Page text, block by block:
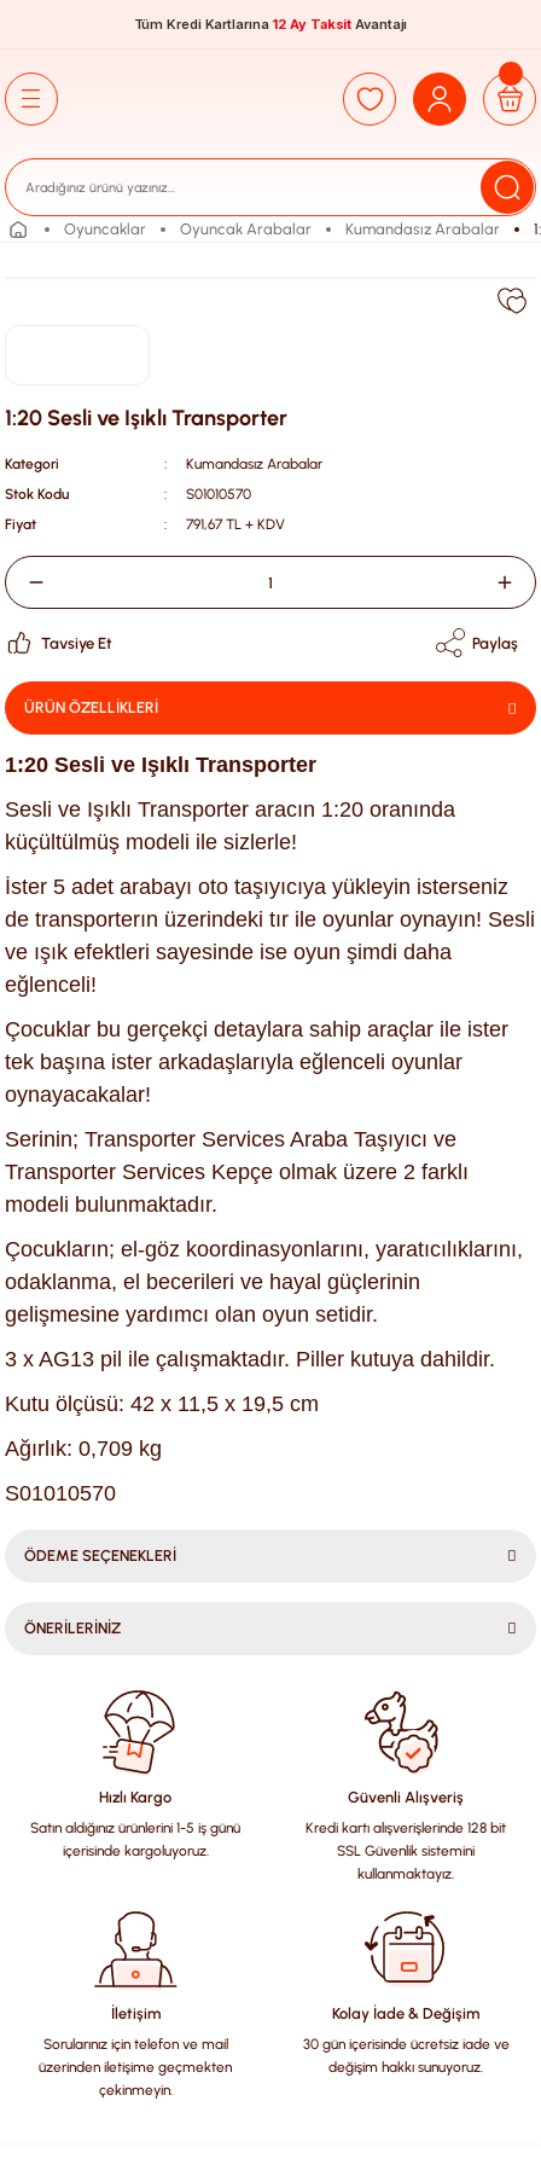
Tüm Kredi Kartlarına 12 Ay Taksit Avantajı
Oyuncaklar Oyuncak Arabalar Kumandasız Arabalar
1:20 Sesli ve Işıklı Transporter
Kategori
Kumandasız Arabalar
Stok Kodu
S01010570
Fiyat
791,67 TL + KDV
Tavsiye Et Paylaş
ÜRÜN ÖZELLİKLERİ
1:20 Sesli ve Işıklı Transporter
Sesli ve Işıklı Transporter aracın 1:20 oranında
küçültülmüş modeli ile sizlerle!
İster 5 adet arabayı oto taşıyıcıya yükleyin isterseniz
de transporterın üzerindeki tır ile oyunlar oynayın! Sesli
ve ışık efektleri sayesinde ise oyun şimdi daha
eğlenceli!
Çocuklar bu gerçekçi detaylara sahip araçlar ile ister
tek başına ister arkadaşlarıyla eğlenceli oyunlar
oynayacakalar!
Serinin; Transporter Services Araba Taşıyıcı ve
Transporter Services Kepçe olmak üzere 2 farklı
modeli bulunmaktadır.
Çocukların; el-göz koordinasyonlarını, yaratıcılıklarını,
odaklanma, el becerileri ve hayal güçlerinin
gelişmesine yardımcı olan oyun setidir.
3 x AG13 pil ile çalışmaktadır. Piller kutuya dahildir.
Kutu ölçüsü: 42 x 11,5 x 19,5 cm
Ağırlık: 0,709 kg
S01010570
ÖDEME SEÇENEKLERİ
ÖNERİLERİNİZ
konularda yetersiz gördüğünüz noktaları öneri formunu
kullanarak tarafımıza iletebilirsiniz.
Görüş ve önerileriniz için teşekkür ederiz.
Ürün resmi kalitesiz, bozuk veya görüntülenemiyor.
Ürün açıklamasında eksik bilgiler bulunuyor.
Ürün bilgilerinde hatalar bulunuyor.
Ürün fiyatı diğer sitelerden daha pahalı.
Bu ürüne benzer farklı alternatifler olmalı.
Hızlı Kargo
Satın aldığınız ürünlerini 1-5 iş günü
içerisinde kargoluyoruz.
Güvenli Alışveriş
Kredi kartı alışverişlerinde 128 bit
SSL Güvenlik sistemini
kullanmaktayız.
İletişim
Sorularınız için telefon ve mail
üzerinden iletişime geçmekten
çekinmeyin.
Kolay İade & Değişim
30 gün içerisinde ücretsiz iade ve
değişim hakkı sunuyoruz.